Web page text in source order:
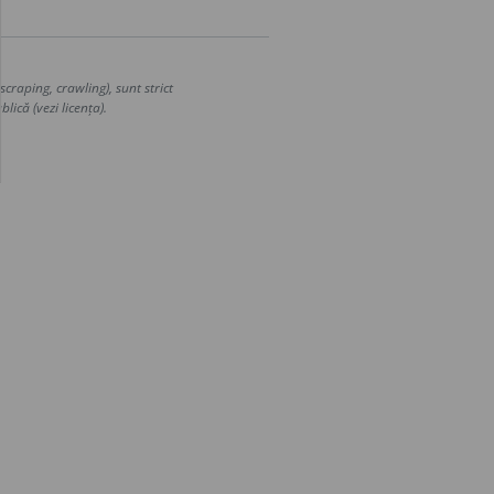
crawling), sunt strict
(vezi licența).